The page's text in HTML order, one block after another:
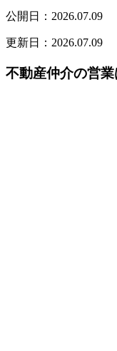
公開日：2026.07.09
更新日：2026.07.09
不動産仲介の営